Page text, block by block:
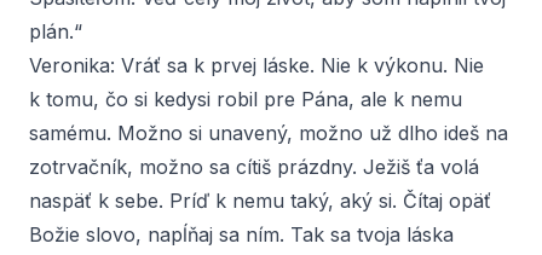
plán.“
Veronika: Vráť sa k prvej láske. Nie k výkonu. Nie
k tomu, čo si kedysi robil pre Pána, ale k nemu
samému. Možno si unavený, možno už dlho ideš na
zotrvačník, možno sa cítiš prázdny. Ježiš ťa volá
naspäť k sebe. Príď k nemu taký, aký si. Čítaj opäť
Božie slovo, napĺňaj sa ním. Tak sa tvoja láska